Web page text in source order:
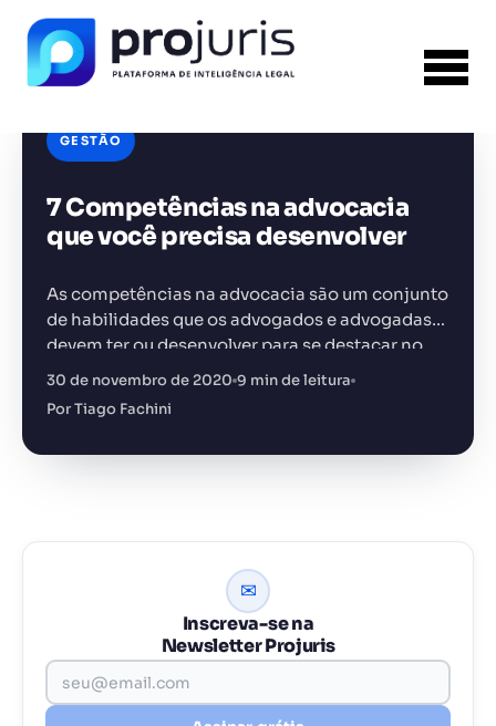
GESTÃO
7 Competências na advocacia
que você precisa desenvolver
As competências na advocacia são um conjunto
de habilidades que os advogados e advogadas
devem ter ou desenvolver para se destacar no
mercado e ter sucesso na carreira jurídica
30 de novembro de 2020 9 min de leitura
Por Tiago Fachini
✉
Inscreva-se na
Newsletter Projuris
FERRAMENTA RECOMENDADA PARA ESTE
CONTEÚDO
Gerador de Contrato de Honorários
+14.000 juristas